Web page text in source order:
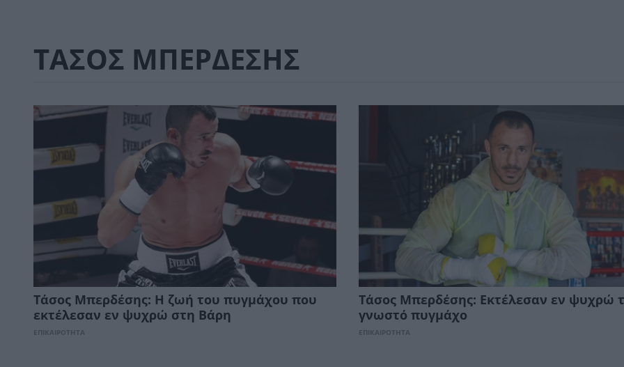
ΤΑΣΟΣ ΜΠΕΡΔΕΣΗΣ
Τάσος Μπερδέσης: Η ζωή του πυγμάχου που
εκτέλεσαν εν ψυχρώ στη Βάρη
ΕΠΙΚΑΙΡΟΤΗΤΑ
Τάσος Μπερδέσης: Εκτέλεσαν εν ψυχρώ
γνωστό πυγμάχο
ΕΠΙΚΑΙΡΟΤΗΤΑ